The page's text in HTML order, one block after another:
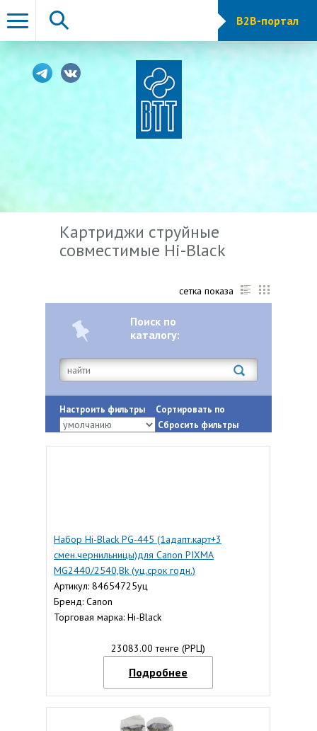
B2B-портал
Картриджи струйные
совместимые Hi-Black
сетка показа
Поиск по
каталогу:
Настроить фильтры Сортировать по
Сбросить фильтры
Набор Hi-Black PG-445 (1адапт.карт+3
смен.чернильницы)для Canon PIXMA
MG2440/2540,Bk (уц.срок годн.)
Артикул: 84654725уц
Бренд: Canon
Торговая марка: Hi-Black
23083.00 тенге (РРЦ)
Подробнее